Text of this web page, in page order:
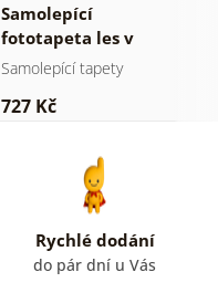
Samolepící
fototapeta les v
mlze
Samolepící tapety
727 Kč
Rychlé dodání
do pár dní u Vás